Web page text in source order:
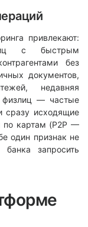
привлекают:
с быстрым
без
документов,
недавняя
физлиц — частые
сразу исходящие
по картам (P2P —
один признак не
запросить